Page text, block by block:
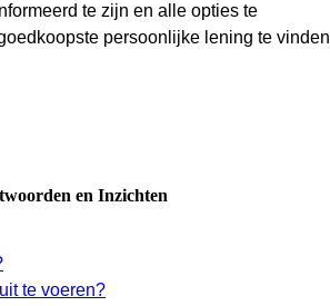
te zijn en alle opties te
persoonlijke lening te vinden
en Inzichten
te voeren?